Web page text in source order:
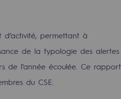
d’activité, permettant à
de la typologie des alertes
de l’année écoulée. Ce rapport
du CSE.